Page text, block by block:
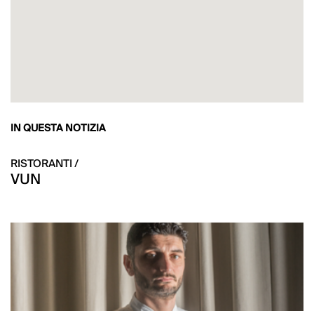
IN QUESTA NOTIZIA
RISTORANTI /
VUN